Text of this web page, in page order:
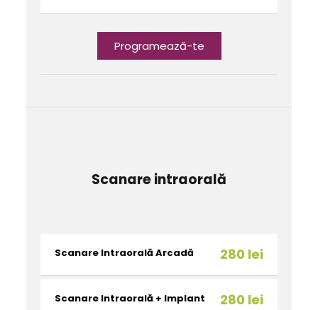
Programează-te
Scanare intraorală
Scanare Intraorală Arcadă 280 lei
Scanare Intraorală + Implant 280 lei